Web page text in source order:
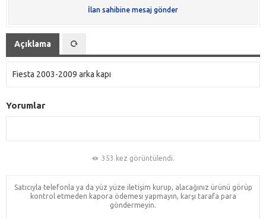
İlan sahibine mesaj gönder
Açıklama
Fiesta 2003-2009 arka kapı
Yorumlar
353 kez görüntülendi.
Satıcıyla telefonla ya da yüz yüze iletişim kurup, alacağınız ürünü görüp
kontrol etmeden kapora ödemesi yapmayın, karşı tarafa para
göndermeyin.